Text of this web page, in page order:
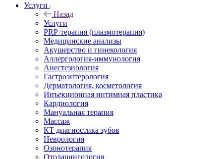
Услуги
Назад
Услуги
PRP-терапия (плазмотерапия)
Медицинские анализы
Акушерство и гинекология
Аллергология-иммунология
Анестезиология
Гастроэнтерология
Дерматология, косметология
Инъекционная интимная пластика
Кардиология
Мануальная терапия
Массаж
КТ диагностика зубов
Неврология
Озонотерапия
Отоларингология